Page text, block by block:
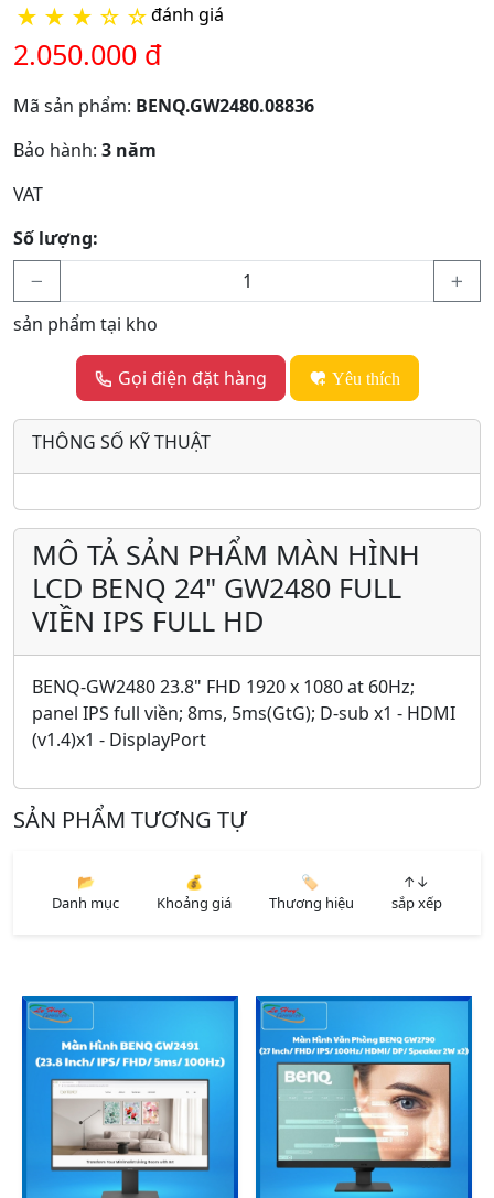
★ ★ ★ ☆ ☆đánh giá
2.050.000 đ
Mã sản phẩm: BENQ.GW2480.08836
Bảo hành: 3 năm
VAT
Số lượng:
sản phẩm tại kho
Gọi điện đặt hàng Yêu thích
THÔNG SỐ KỸ THUẬT
MÔ TẢ SẢN PHẨM MÀN HÌNH
LCD BENQ 24" GW2480 FULL
VIỀN IPS FULL HD
BENQ-GW2480 23.8" FHD 1920 x 1080 at 60Hz;
panel IPS full viền; 8ms, 5ms(GtG); D-sub x1 - HDMI
(v1.4)x1 - DisplayPort
SẢN PHẨM TƯƠNG TỰ
📂
Danh mục
💰
Khoảng giá
🏷️
Thương hiệu
↑↓
sắp xếp